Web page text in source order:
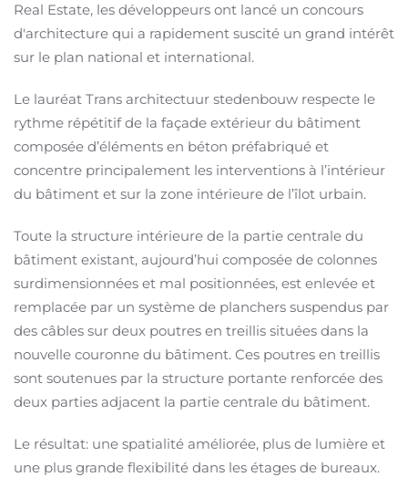
Real Estate, les développeurs ont lancé un concours
d'architecture qui a rapidement suscité un grand intérêt
sur le plan national et international.
Le lauréat Trans architectuur stedenbouw respecte le
rythme répétitif de la façade extérieur du bâtiment
composée d’éléments en béton préfabriqué et
concentre principalement les interventions à l’intérieur
du bâtiment et sur la zone intérieure de l’îlot urbain.
Toute la structure intérieure de la partie centrale du
bâtiment existant, aujourd’hui composée de colonnes
surdimensionnées et mal positionnées, est enlevée et
remplacée par un système de planchers suspendus par
des câbles sur deux poutres en treillis situées dans la
nouvelle couronne du bâtiment. Ces poutres en treillis
sont soutenues par la structure portante renforcée des
deux parties adjacent la partie centrale du bâtiment.
Le résultat: une spatialité améliorée, plus de lumière et
une plus grande flexibilité dans les étages de bureaux.